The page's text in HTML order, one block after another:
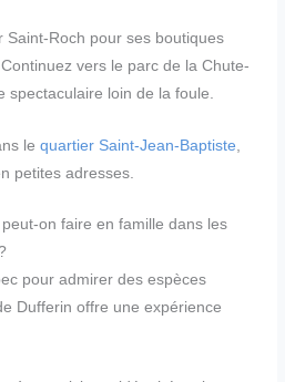
Saint-Roch pour ses boutiques
vers le parc de la Chute-
loin de la foule.
lequartier Saint-Jean-Baptiste
petites adresses.
on faire en famille dans les
pour admirer des espèces
Dufferin offre une expérience